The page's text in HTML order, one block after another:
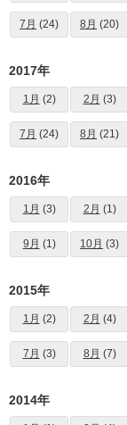
7月 (24) 8月 (20)
2017年
1月 (2) 2月 (3)
7月 (24) 8月 (21)
2016年
1月 (3) 2月 (1)
9月 (1) 10月 (3)
2015年
1月 (2) 2月 (4)
7月 (3) 8月 (7)
2014年